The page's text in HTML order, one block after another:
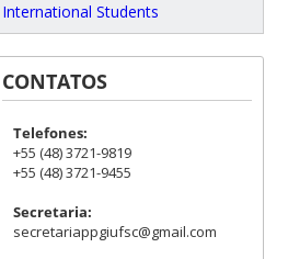
International Students
CONTATOS
Telefones:
+55 (48) 3721-9819
+55 (48) 3721-9455
Secretaria:
secretariappgiufsc@gmail.com